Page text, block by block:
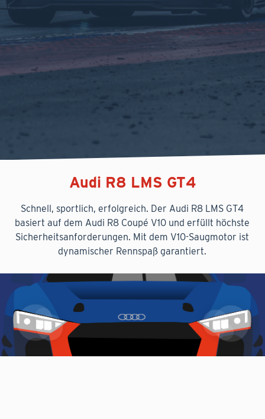
Audi R8 LMS GT4
Schnell, sportlich, erfolgreich. Der Audi R8 LMS GT4
basiert auf dem Audi R8 Coupé V10 und erfüllt höchste
Sicherheitsanforderungen. Mit dem V10-Saugmotor ist
dynamischer Rennspaß garantiert.